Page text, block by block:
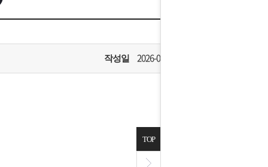
안내] 집 밖에 주소로 택배 받기
작성일 2026-02-27
TOP